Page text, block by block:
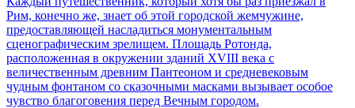
Рим, конечно же, знает об этой городской жемчужине,
предоставляющей насладиться монументальным
сценографическим зрелищем. Площадь Ротонда,
расположенная в окружении зданий XVIII века с
величественным древним Пантеоном и средневековым
чудным фонтаном со сказочными масками вызывает особое
чувство благоговения перед Вечным городом.